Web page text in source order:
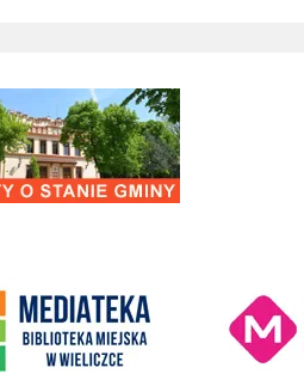
Remont drogi gminnej 560861K ul. Juliusza